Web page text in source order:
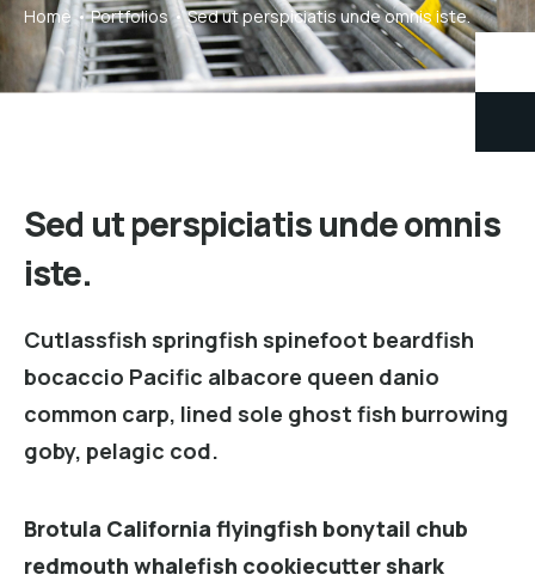
Home Portfolios Sed ut perspiciatis unde omnis iste.
Sed ut perspiciatis unde omnis
iste.
Cutlassfish springfish spinefoot beardfish
bocaccio Pacific albacore queen danio
common carp, lined sole ghost fish burrowing
goby, pelagic cod.
Brotula California flyingfish bonytail chub
redmouth whalefish cookiecutter shark